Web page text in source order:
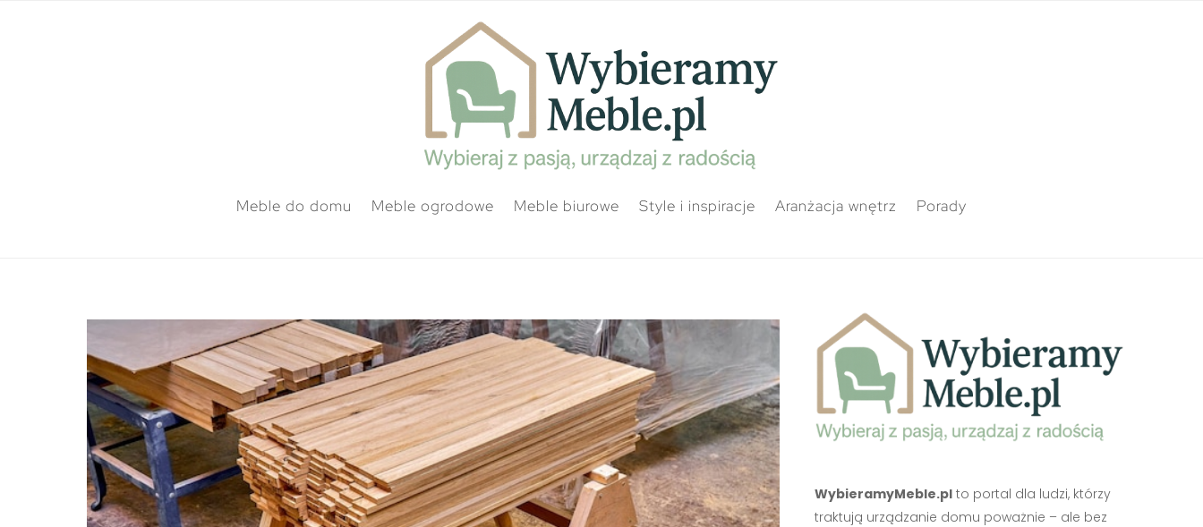
Meble do domu Meble ogrodowe Meble biurowe Style i inspiracje Aranżacja wnętrz Porady
WybieramyMeble.plto portal dla ludzi, którzy
traktują urządzanie domu poważnie – ale bez